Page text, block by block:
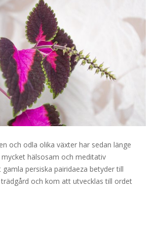
och odla olika växter har sedan länge
hälsosam och meditativ
gamla persiska pairidaeza betyder till
och kom att utvecklas till ordet